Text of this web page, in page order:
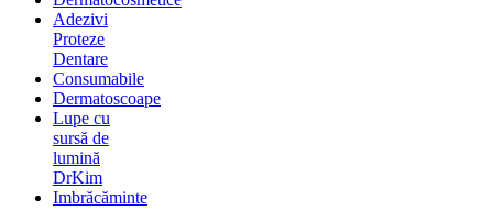
Adezivi
Proteze
Dentare
Consumabile
Dermatoscoape
Lupe cu
sursă de
lumină
DrKim
Imbrăcăminte